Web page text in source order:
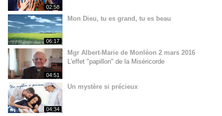
02:58
06:17
Mon Dieu, tu es grand, tu es beau
04:51
Mgr Albert-Marie de Monléon 2 mars 2016
L'effet "papillon" de la Miséricorde
04:34
Un mystère si précieux